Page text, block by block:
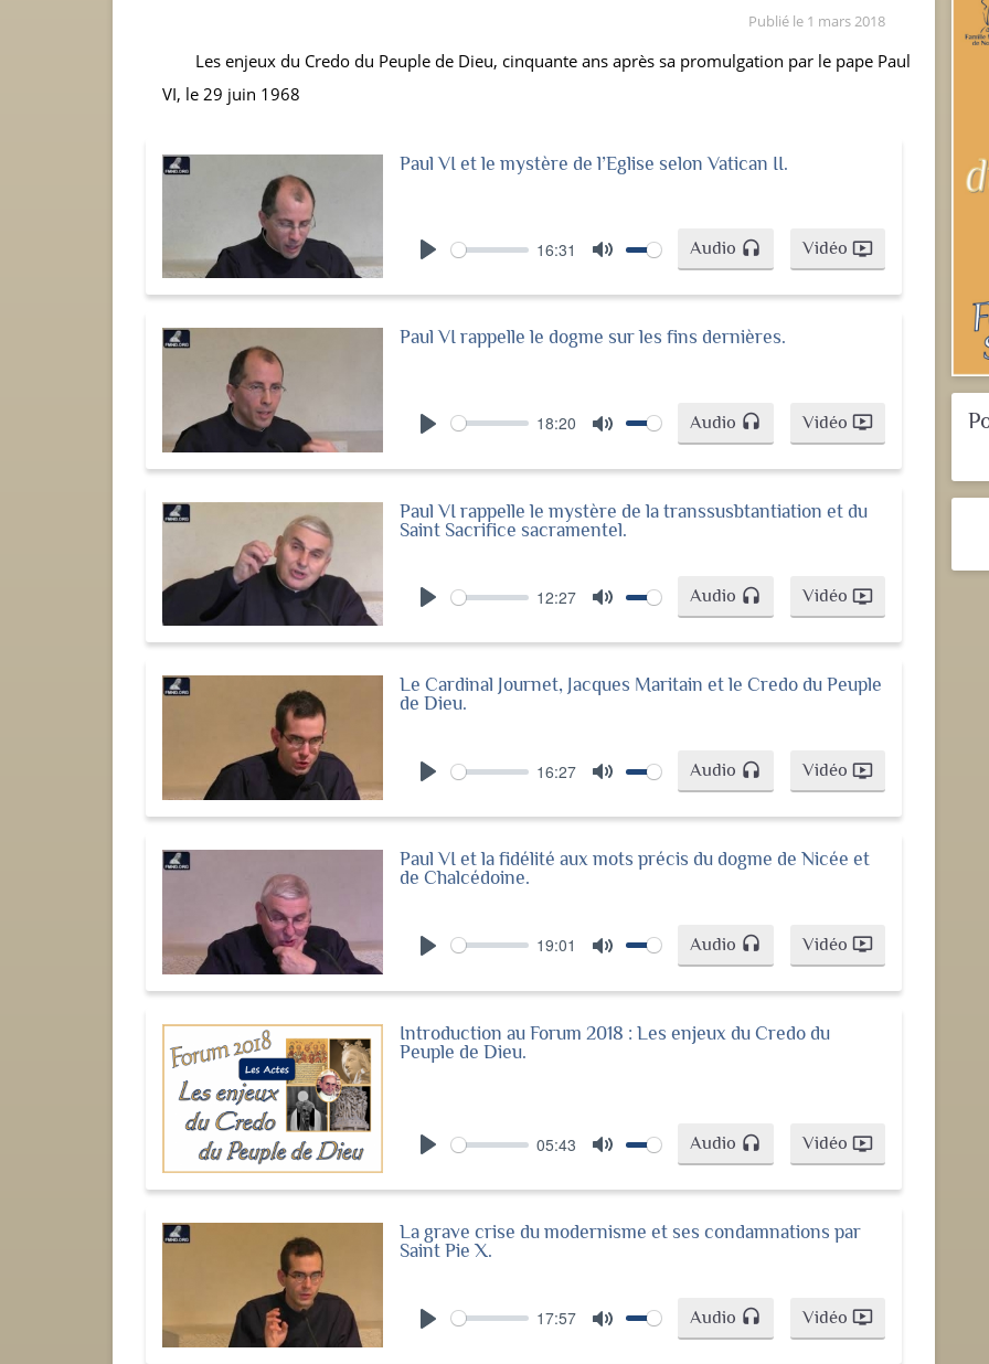
Publié le 1 mars 2018
Les enjeux du Credo du Peuple de Dieu, cinquante ans après sa promulgation par le pape Paul
VI, le 29 juin 1968
Paul VI et le mystère de l’Eglise selon Vatican II.
16:31 Audio headset Vidéo ondemand_video
Paul VI rappelle le dogme sur les fins dernières.
18:20 Audio headset Vidéo ondemand_video
Paul VI rappelle le mystère de la transsusbtantiation et du
Saint Sacrifice sacramentel.
12:27 Audio headset Vidéo ondemand_video
Le Cardinal Journet, Jacques Maritain et le Credo du Peuple
de Dieu.
16:27 Audio headset Vidéo ondemand_video
Paul VI et la fidélité aux mots précis du dogme de Nicée et
de Chalcédoine.
19:01 Audio headset Vidéo ondemand_video
Introduction au Forum 2018 : Les enjeux du Credo du
Peuple de Dieu.
05:43 Audio headset Vidéo ondemand_video
La grave crise du modernisme et ses condamnations par
Saint Pie X.
17:57 Audio headset Vidéo ondemand_video